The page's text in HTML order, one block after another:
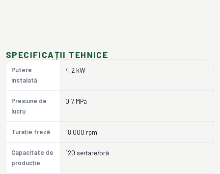
SPECIFICAȚII TEHNICE
Putere
instalată
4,2 kW
Presiune de
lucru
0,7 MPa
Turație freză 18.000 rpm
Capacitate de
producție
120 sertare/oră